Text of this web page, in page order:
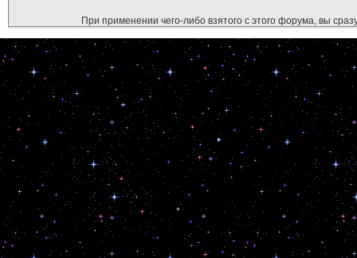
При применении чего-либо взятого с этого форума, вы